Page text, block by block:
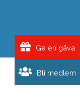
Bli medlem
Ge en gåva